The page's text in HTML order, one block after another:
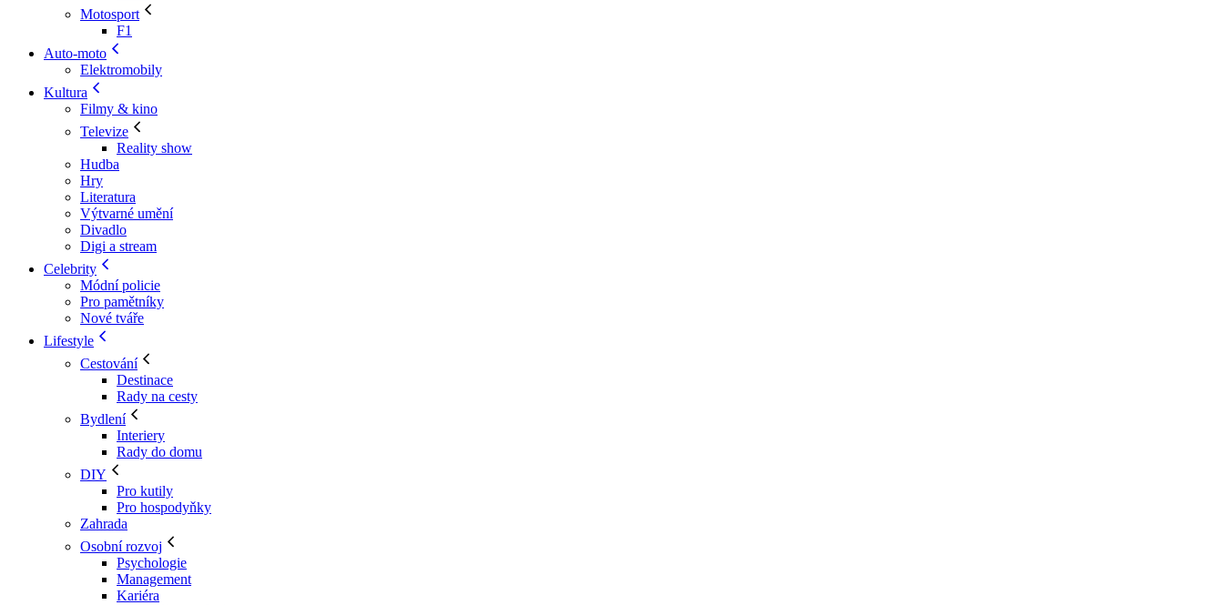
Motosport
F1
Auto-moto
Elektromobily
Kultura
Filmy & kino
Televize
Reality show
Hudba
Hry
Literatura
Výtvarné umění
Divadlo
Digi a stream
Celebrity
Módní policie
Pro pamětníky
Nové tváře
Lifestyle
Cestování
Destinace
Rady na cesty
Bydlení
Interiery
Rady do domu
DIY
Pro kutily
Pro hospodyňky
Zahrada
Osobní rozvoj
Psychologie
Management
Kariéra